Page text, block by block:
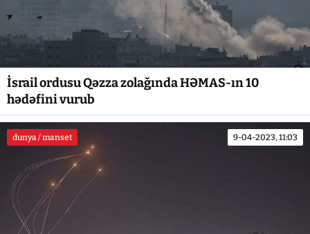
İsrail ordusu Qəzza zolağında HƏMAS-ın 10
hədəfini vurub
dunya / manset 9-04-2023, 11:03